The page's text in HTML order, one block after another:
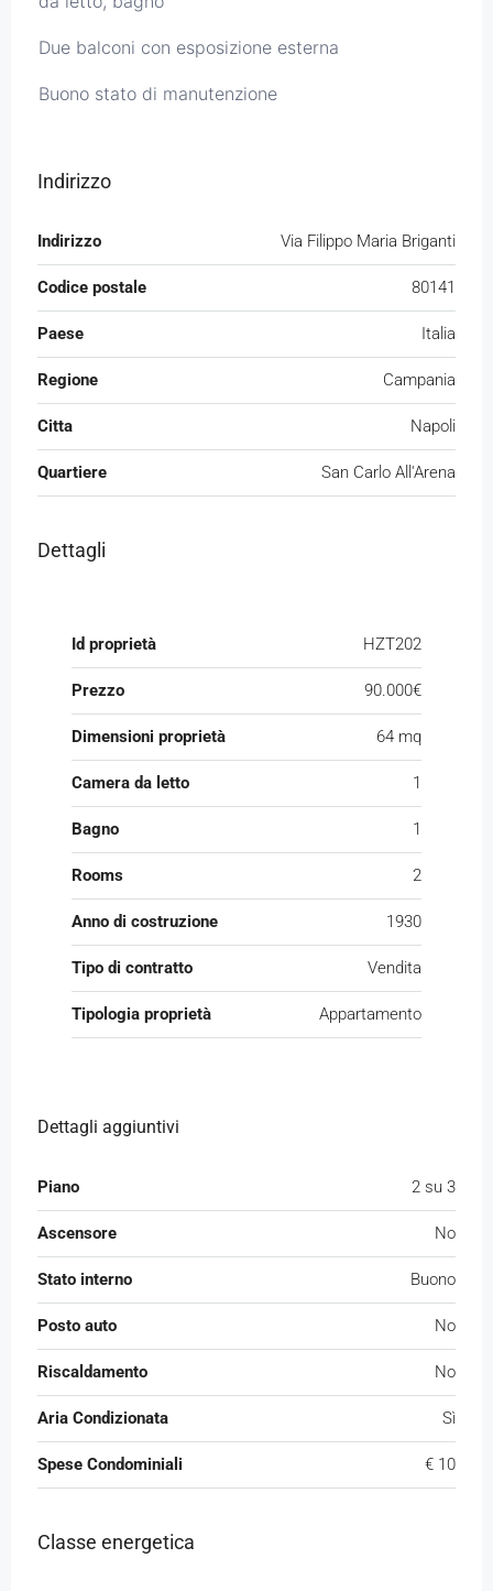
Due balconi con esposizione esterna
Buono stato di manutenzione
Indirizzo
Indirizzo Via Filippo Maria Briganti
Codice postale 80141
Paese Italia
Regione Campania
Citta Napoli
Quartiere San Carlo All'Arena
Dettagli
Id proprietà HZT202
Prezzo 90.000€
Dimensioni proprietà 64 mq
Camera da letto 1
Bagno 1
Rooms 2
Anno di costruzione 1930
Tipo di contratto Vendita
Tipologia proprietà Appartamento
Dettagli aggiuntivi
Piano 2 su 3
Ascensore No
Stato interno Buono
Posto auto No
Riscaldamento No
Aria Condizionata Sì
Spese Condominiali € 10
Classe energetica